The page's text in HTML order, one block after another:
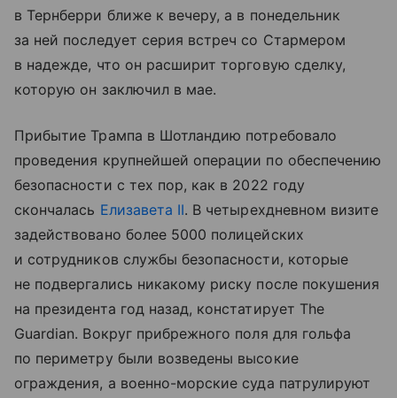
в Тернберри ближе к вечеру, а в понедельник
за ней последует серия встреч со Стармером
в надежде, что он расширит торговую сделку,
которую он заключил в мае.
Прибытие Трампа в Шотландию потребовало
проведения крупнейшей операции по обеспечению
безопасности с тех пор, как в 2022 году
скончалась Елизавета II. В четырехдневном визите
задействовано более 5000 полицейских
и сотрудников службы безопасности, которые
не подвергались никакому риску после покушения
на президента год назад, констатирует The
Guardian. Вокруг прибрежного поля для гольфа
по периметру были возведены высокие
ограждения, а военно-морские суда патрулируют